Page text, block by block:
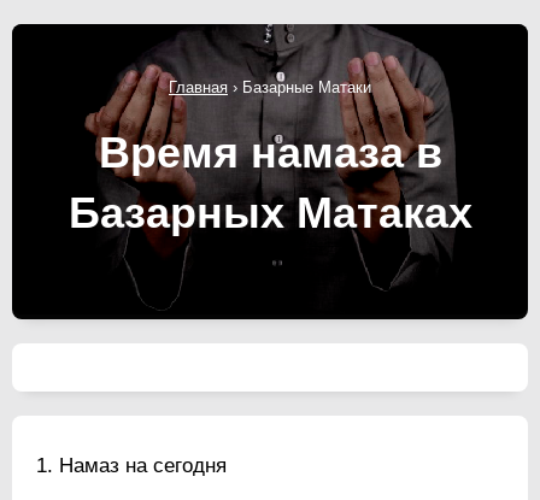
Главная › Базарные Матаки
Время намаза в
Базарных Матаках
Намаз на сегодня